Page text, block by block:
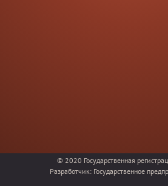
© 2020 Государственная
Разработчик: Государственное